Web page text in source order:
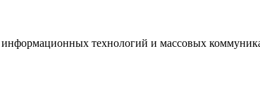
технологий и массовых